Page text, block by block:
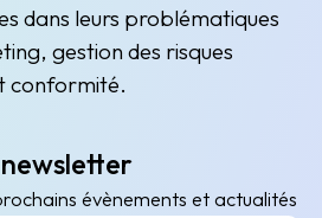
dans leurs problématiques
gestion des risques
conformité.
évènements et actualités